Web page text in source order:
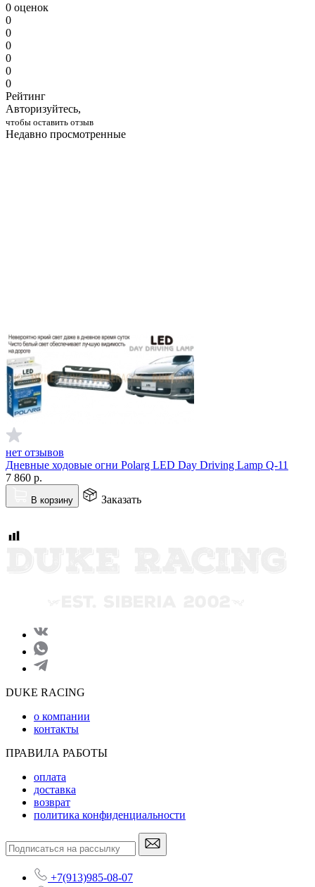
0 оценок
0
0
0
0
0
0
Рейтинг
Авторизуйтесь,
чтобы оставить отзыв
Недавно просмотренные
нет отзывов
Дневные ходовые огни Polarg LED Day Driving Lamp Q-11
7 860 р.
В корзину Заказать
DUKE RACING
о компании
контакты
ПРАВИЛА РАБОТЫ
оплата
доставка
возврат
политика конфиденциальности
+7(913)985-08-07